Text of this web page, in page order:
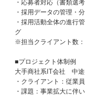
・応募者対応（書類選
・採用データの管理・
・採用活動全体の進行
グ
※担当クライアント数
■プロジェクト体制例
大手商社系IT会社 中途
・クライアント：従業
・課題：事業拡大に伴